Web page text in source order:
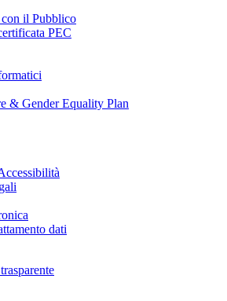
il Pubblico
PEC
& Gender Equality Plan
dati